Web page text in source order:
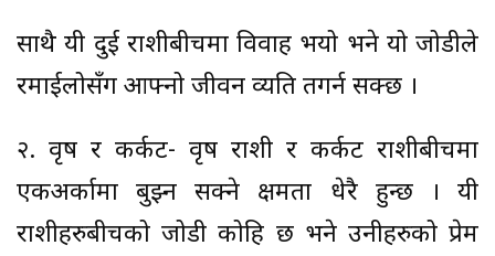
साथै यी दुई राशीबीचमा विवाह भयो भने यो जोडीले
रमाईलोसँग आफ्नो जीवन व्यति तगर्न सक्छ ।
२. वृष र कर्कट- वृष राशी र कर्कट राशीबीचमा
एकअर्कामा बुझ्न सक्ने क्षमता धेरै हुन्छ । यी
राशीहरुबीचको जोडी कोहि छ भने उनीहरुको प्रेम